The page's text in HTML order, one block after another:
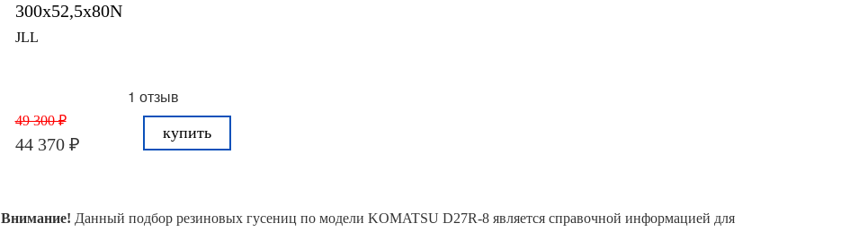
300x52,5x80N
JLL
1 отзыв
49 300 ₽
44 370 ₽
купить
Внимание! Данный подбор резиновых гусениц по модели KOMATSU D27R-8 является справочной информацией для